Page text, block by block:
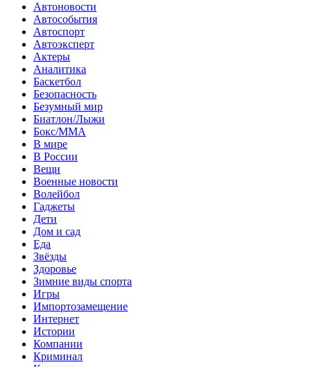
Автоновости
Автособытия
Автоспорт
Автоэксперт
Актеры
Аналитика
Баскетбол
Безопасность
Безумный мир
Биатлон/Лыжи
Бокс/MMA
В мире
В России
Вещи
Военные новости
Волейбол
Гаджеты
Дети
Дом и сад
Еда
Звёзды
Здоровье
Зимние виды спорта
Игры
Импортозамещение
Интернет
Истории
Компании
Криминал